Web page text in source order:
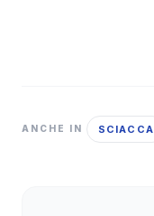
ANCHE IN SCIACCA